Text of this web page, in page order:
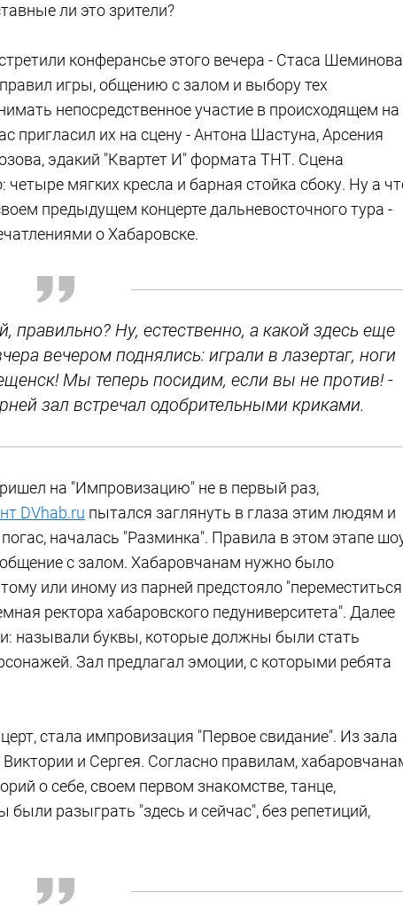
ли это зрители?
конферансье этого вечера - Стаса
игры, общению с залом и выбору тех
непосредственное участие в происходящем на
пригласил их на сцену - Антона Шастуна, Арсения
эдакий "Квартет И" формата ТНТ. Сцена
мягких кресла и барная стойка сбоку. Ну а
предыдущем концерте дальневосточного тура -
о Хабаровске.
правильно? Ну, естественно, а какой здесь еще
вечером поднялись: играли в лазертаг, ноги
Мы теперь посидим, если вы не против! -
зал встречал одобрительными криками.
на "Импровизацию" не в первый раз,
DVhab.ru пытался заглянуть в глаза этим людям и
началась "Разминка". Правила в этом этапе
с залом. Хабаровчанам нужно было
или иному из парней предстояло
ректора хабаровского педуниверситета". Далее
называли буквы, которые должны были стать
Зал предлагал эмоции, с которыми ребята
стала импровизация "Первое свидание". Из зала
и Сергея. Согласно правилам,
о себе, своем первом знакомстве, танце,
разыграть "здесь и сейчас", без репетиций,